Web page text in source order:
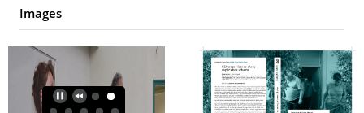
Images